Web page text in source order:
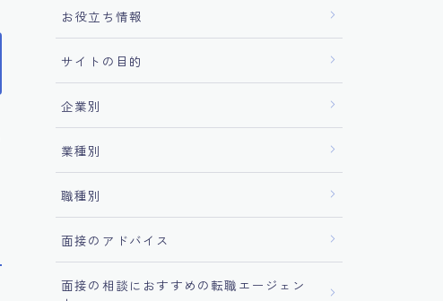
お役立ち情報
サイトの目的
企業別
業種別
職種別
面接のアドバイス
面接の相談におすすめの転職エージェン